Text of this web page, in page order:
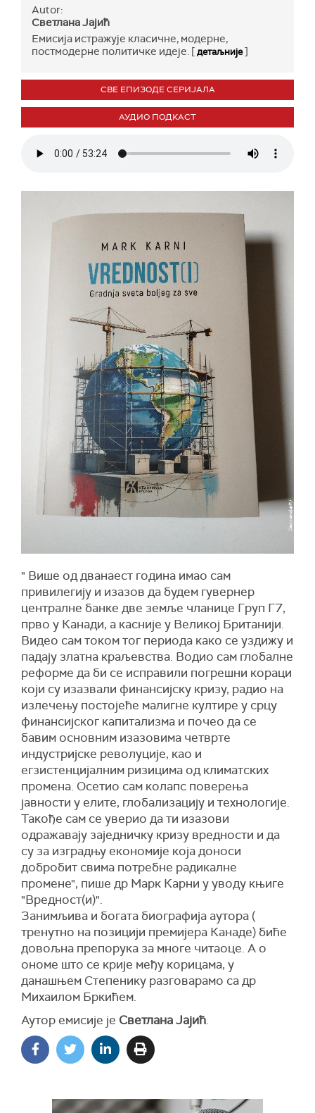
Autor:
Светлана Јајић
Емисија истражује класичне, модерне,
постмодерне политичке идеје. [детаљније]
СВЕ ЕПИЗОДЕ СЕРИЈАЛА
АУДИО ПОДКАСТ
" Више од дванаест година имао сам
привилегију и изазов да будем гувернер
централне банке две земље чланице Груп Г7,
прво у Канади, а касније у Великој Британији.
Видео сам током тог периода како се уздижу и
падају златна краљевства. Водио сам глобалне
реформе да би се исправили погрешни кораци
који су изазвали финансијску кризу, радио на
излечењу постојеће малигне култире у срцу
финансијског капитализма и почео да се
бавим основним изазовима четврте
индустријске револуције, као и
егзистенцијалним ризицима од климатских
промена. Осетио сам колапс поверења
јавности у елите, глобализацију и технологије.
Такође сам се уверио да ти изазови
одражавају заједничку кризу вредности и да
су за изградњу економије која доноси
добробит свима потребне радикалне
промене", пише др Марк Карни у уводу књиге
"Вредност(и)".
Занимљива и богата биографија аутора (
тренутно на позицији премијера Канаде) биће
довољна препорука за многе читаоце. А о
ономе што се крије међу корицама, у
данашњем Степенику разговарамо са др
Михаилом Бркићем.
Аутор емисије је Светлана Јајић.